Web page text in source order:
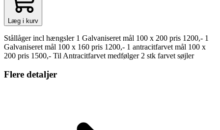
Læg i kurv
Stållåger incl hængsler 1 Galvaniseret mål 100 x 200 pris 1200,- 1
Galvaniseret mål 100 x 160 pris 1200,- 1 antracitfarvet mål 100 x
200 pris 1500,- Til Antracitfarvet medfølger 2 stk farvet søjler
Flere detaljer